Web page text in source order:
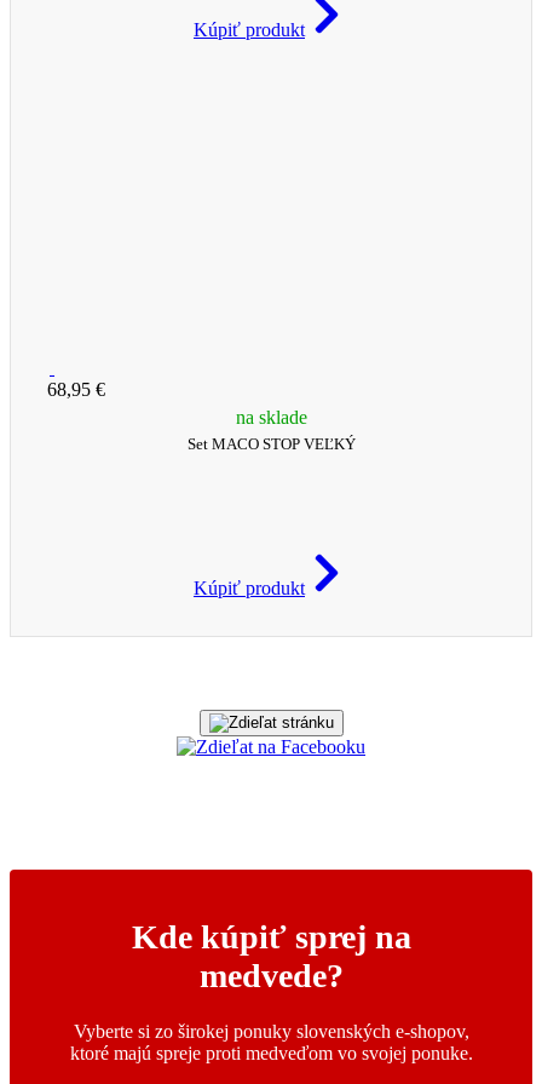
Kúpiť produkt
68,95 €
na sklade
Set MACO STOP VEĽKÝ
Kúpiť produkt
Kde kúpiť sprej na
medvede?
Vyberte si zo širokej ponuky slovenských e-shopov,
ktoré majú spreje proti medveďom vo svojej ponuke.